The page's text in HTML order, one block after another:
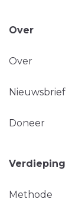
Over
Over
Nieuwsbrief
Doneer
Verdieping
Methode